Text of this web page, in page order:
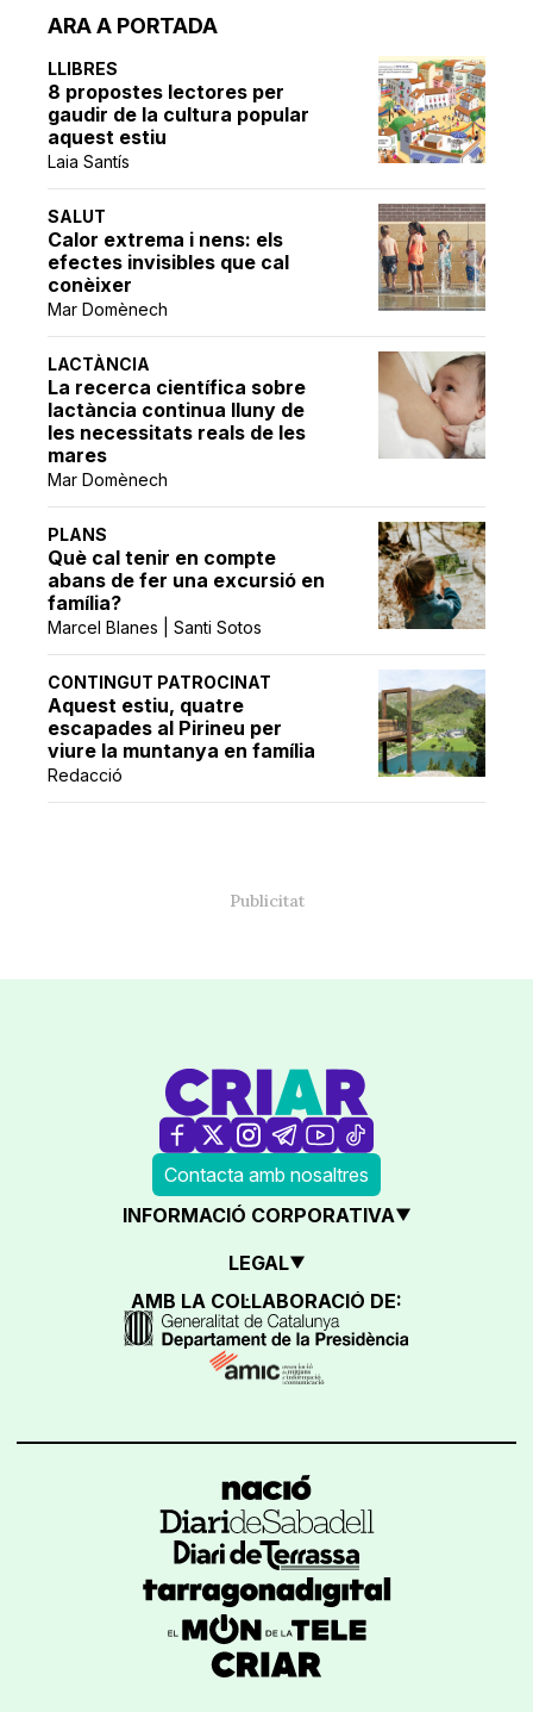
ARA A PORTADA
LLIBRES
8 propostes lectores per
gaudir de la cultura popular
aquest estiu
Laia Santís
SALUT
Calor extrema i nens: els
efectes invisibles que cal
conèixer
Mar Domènech
LACTÀNCIA
La recerca científica sobre
lactància continua lluny de
les necessitats reals de les
mares
Mar Domènech
PLANS
Què cal tenir en compte
abans de fer una excursió en
família?
Marcel Blanes | Santi Sotos
CONTINGUT PATROCINAT
Aquest estiu, quatre
escapades al Pirineu per
viure la muntanya en família
Redacció
Contacta amb nosaltres
INFORMACIÓ CORPORATIVA
LEGAL
AMB LA COL·LABORACIÓ DE: